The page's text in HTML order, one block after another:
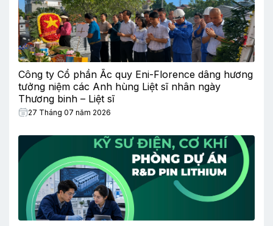
Công ty Cổ phần Ắc quy Eni-Florence dâng hương
tưởng niệm các Anh hùng Liệt sĩ nhân ngày
Thương binh – Liệt sĩ
27 Tháng 07 năm 2026